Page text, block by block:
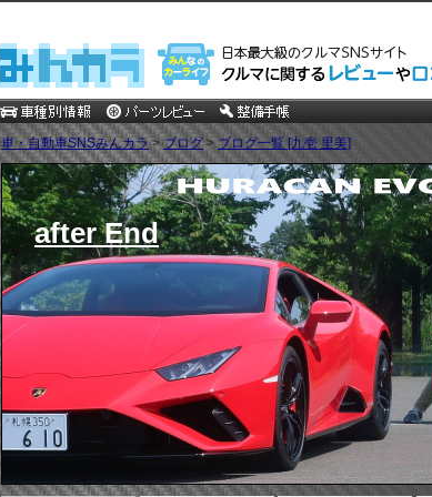
車・自動車SNSみんカラ>ブログ>ブログ一覧 [九壱 里美]
after End